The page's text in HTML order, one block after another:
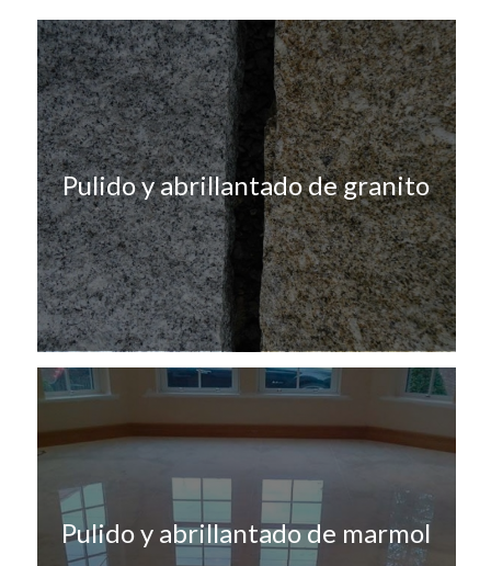
Pulido y abrillantado de granito
Pulido y abrillantado de marmol